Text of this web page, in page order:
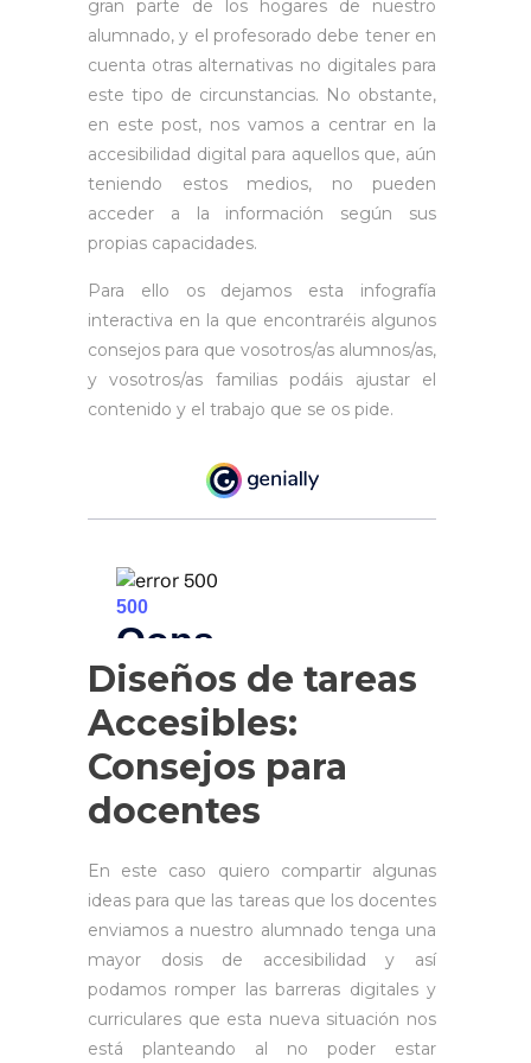
gran parte de los hogares de nuestro
alumnado, y el profesorado debe tener en
cuenta otras alternativas no digitales para
este tipo de circunstancias. No obstante,
en este post, nos vamos a centrar en la
accesibilidad digital para aquellos que, aún
teniendo estos medios, no pueden
acceder a la información según sus
propias capacidades.
Para ello os dejamos esta infografía
interactiva en la que encontraréis algunos
consejos para que vosotros/as alumnos/as,
y vosotros/as familias podáis ajustar el
contenido y el trabajo que se os pide.
Diseños de tareas
Accesibles:
Consejos para
docentes
En este caso quiero compartir algunas
ideas para que las tareas que los docentes
enviamos a nuestro alumnado tenga una
mayor dosis de accesibilidad y así
podamos romper las barreras digitales y
curriculares que esta nueva situación nos
está planteando al no poder estar